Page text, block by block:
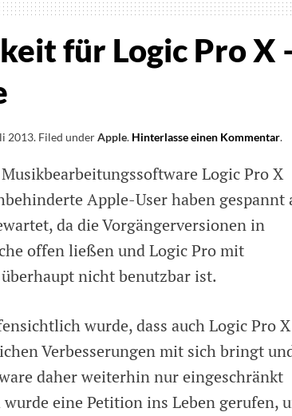
für Logic Pro X
2013. Filed underApple. Hinterlasse einen Kommentaron
.
Logic Pro X
Apple-User haben gespannt
da die Vorgängerversionen in
offen ließen und Logic Pro mit
nicht benutzbar ist.
wurde, dass auch Logic Pro
Verbesserungen mit sich bringt
daher weiterhin nur eingeschränkt
eine Petition ins Leben gerufen,